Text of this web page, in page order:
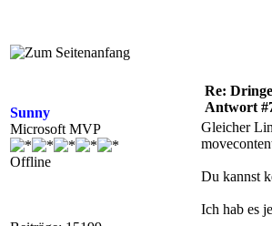
Sunny
Microsoft MVP
Offline
Re:
Antwort
Gleicher
Du kannst
Ich hab es